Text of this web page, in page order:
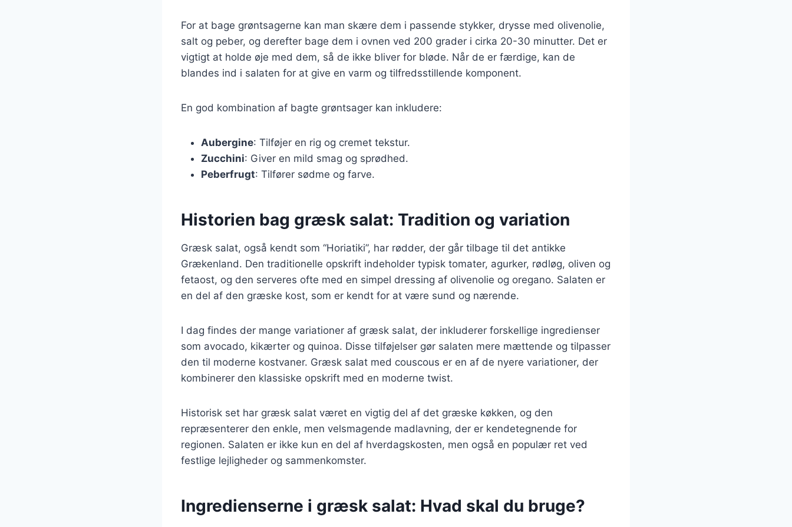
For at bage grøntsagerne kan man skære dem i passende stykker, drysse med olivenolie,
salt og peber, og derefter bage dem i ovnen ved 200 grader i cirka 20-30 minutter. Det er
vigtigt at holde øje med dem, så de ikke bliver for bløde. Når de er færdige, kan de
blandes ind i salaten for at give en varm og tilfredsstillende komponent.
En god kombination af bagte grøntsager kan inkludere:
Aubergine: Tilføjer en rig og cremet tekstur.
Zucchini: Giver en mild smag og sprødhed.
Peberfrugt: Tilfører sødme og farve.
Historien bag græsk salat: Tradition og variation
Græsk salat, også kendt som “Horiatiki”, har rødder, der går tilbage til det antikke
Grækenland. Den traditionelle opskrift indeholder typisk tomater, agurker, rødløg, oliven og
fetaost, og den serveres ofte med en simpel dressing af olivenolie og oregano. Salaten er
en del af den græske kost, som er kendt for at være sund og nærende.
I dag findes der mange variationer af græsk salat, der inkluderer forskellige ingredienser
som avocado, kikærter og quinoa. Disse tilføjelser gør salaten mere mættende og tilpasser
den til moderne kostvaner. Græsk salat med couscous er en af de nyere variationer, der
kombinerer den klassiske opskrift med en moderne twist.
Historisk set har græsk salat været en vigtig del af det græske køkken, og den
repræsenterer den enkle, men velsmagende madlavning, der er kendetegnende for
regionen. Salaten er ikke kun en del af hverdagskosten, men også en populær ret ved
festlige lejligheder og sammenkomster.
Ingredienserne i græsk salat: Hvad skal du bruge?